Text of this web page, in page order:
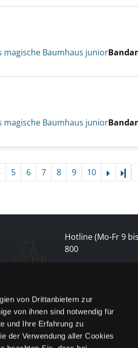
von Drittanbietern zur
von ihnen sind notwendig für
und Ihre Erfahrung zu
der Verwendung aller Cookies
magische Baumhaus junior
magische Baumhaus junior
5 6 7 8 9 10
Hotline (Mo-Fr 9
800
und keine
jetzt abonnieren